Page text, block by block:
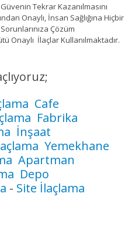
Tekrar Kazanılmasını
Onaylı, İnsan Sağlığına Hiçbir
Çözüm
Onaylı İlaçlar Kullanılmaktadır.
Cafe
Fabrika
İnşaat
Yemekhane
Apartman
Depo
- Site İlaçlama